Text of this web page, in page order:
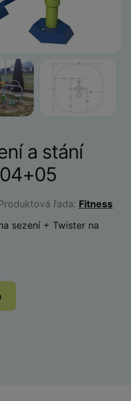
a stání
řada: Fitness
sezení + Twister na